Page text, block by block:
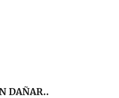
DAÑAR..